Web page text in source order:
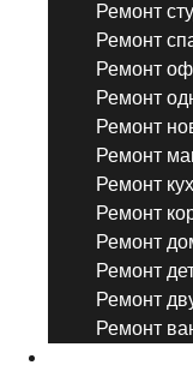
Ремонт
Ремонт
Ремонт
Ремонт
Ремонт
Ремонт
Ремонт
Ремонт
Ремонт
Ремонт
Ремонт
Ремонт